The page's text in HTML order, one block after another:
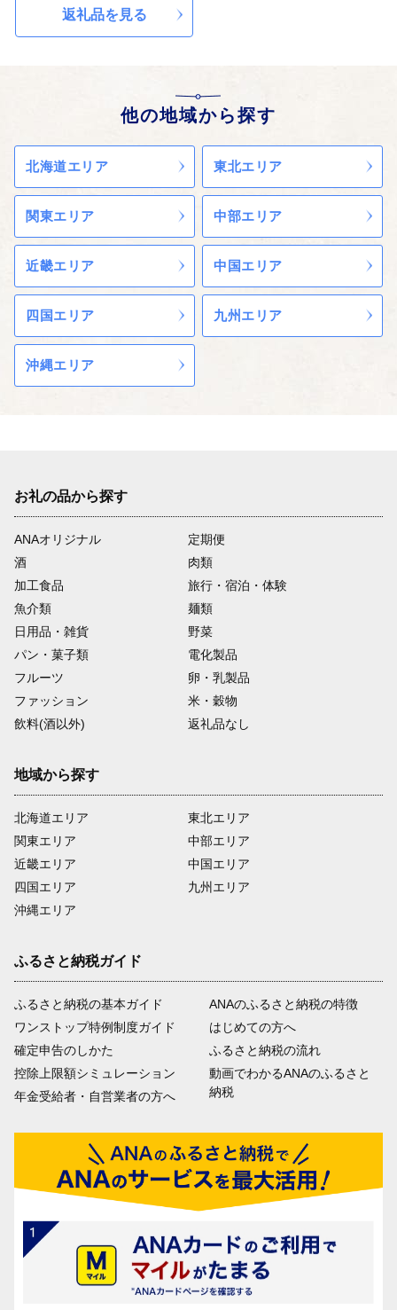
2017年春には嵩上げ地区中心部に
大型複合商業施設「アバッセたか
2019年秋には震災伝承施設を兼ね
備えた道の駅がオープンし、多く
の方で賑わっています。
ここまでこられたのも全国の皆様
からのご支援のおかげです。
ふるさと納税を通じても多数のご
寄付とメッセージをいただいてお
ります、本当にありがとうござい
ます。
〇ふるさと納税を通じて障がい者
岩手県陸前高田市ではふるさと納
税の返礼品の梱包を障がい者の皆
様に正式に委託しております。
もしかすると、きちんと梱包され
す。
また、ふるさと納税は市の事業と
いうことで自分達が「市に役立つ
仕事をしているんだ」と誇りを持
っています。手を抜くことはあり
ご寄附の使い道として障がい者の
皆様への支援をするのではなく、
一歩進んだ直接的な取組みにより
障がい者の皆様の雇用を生み出し
ています。
返礼品を見る
他の地域から探す
北海道エリア 東北エリア
関東エリア 中部エリア
近畿エリア 中国エリア
四国エリア 九州エリア
沖縄エリア
お礼の品から探す
ANAオリジナル
定期便
酒
肉類
加工食品
旅行・宿泊・体験
魚介類
麺類
日用品・雑貨
野菜
パン・菓子類
電化製品
フルーツ
卵・乳製品
ファッション
米・穀物
飲料(酒以外)
返礼品なし
地域から探す
北海道エリア
関東エリア
近畿エリア
四国エリア
沖縄エリア
東北エリア
中部エリア
中国エリア
九州エリア
ふるさと納税ガイド
ふるさと納税の基本ガイド
ワンストップ特例制度ガイド
確定申告のしかた
控除上限額シミュレーション
年金受給者・自営業者の方へ
ANAのふるさと納税の特徴
はじめての方へ
ふるさと納税の流れ
動画でわかるANAのふるさと
納税